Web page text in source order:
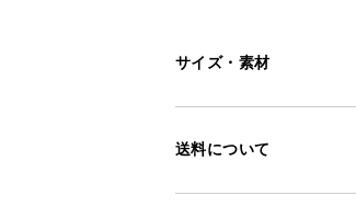
サイズ・素材
送料について